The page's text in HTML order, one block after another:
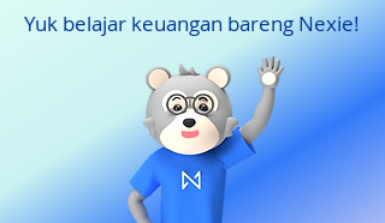
Yuk belajar keuangan bareng Nexie!